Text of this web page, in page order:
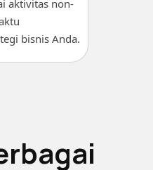
aktivitas non-
bisnis Anda.